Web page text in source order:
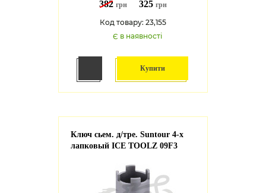
382 грн 325 грн
Код товару: 23,155
Є в наявності
Купити
Ключ сьем. д/тре. Suntour 4-х
лапковый ICE TOOLZ 09F3